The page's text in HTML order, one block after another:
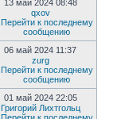
13 май 2024 08:48
qxov
06 май 2024 11:37
zurg
01 май 2024 22:05
Григорий Лихтгольц